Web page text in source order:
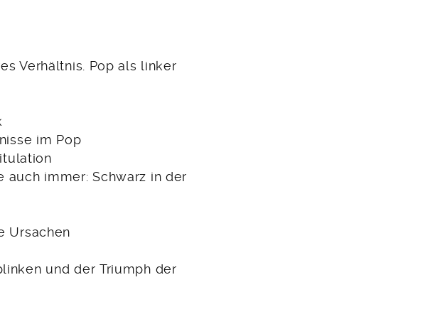
Verhältnis. Pop als linker
im Pop
auch immer: Schwarz in der
Ursachen
und der Triumph der